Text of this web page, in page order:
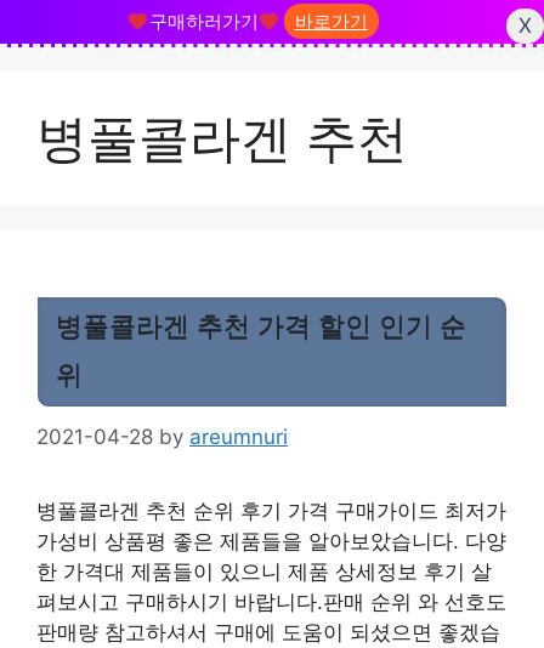
구매하러가기 바로가기
X
content병풀콜라겐 추천
병풀콜라겐 추천 가격 할인 인기 순
위
2021-04-28 by areumnuri
병풀콜라겐 추천 순위 후기 가격 구매가이드 최저가
가성비 상품평 좋은 제품들을 알아보았습니다. 다양
한 가격대 제품들이 있으니 제품 상세정보 후기 살
펴보시고 구매하시기 바랍니다.판매 순위 와 선호도
판매량 참고하셔서 구매에 도움이 되셨으면 좋겠습